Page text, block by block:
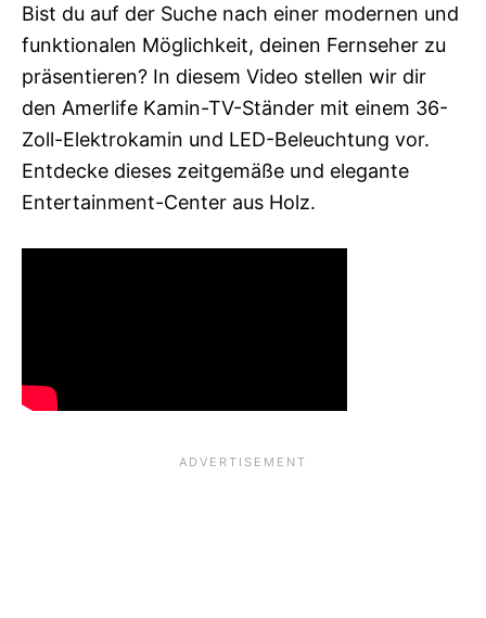
Bist du auf der Suche nach einer modernen und
funktionalen Möglichkeit, deinen Fernseher zu
präsentieren? In diesem Video stellen wir dir
den Amerlife Kamin-TV-Ständer mit einem 36-
Zoll-Elektrokamin und LED-Beleuchtung vor.
Entdecke dieses zeitgemäße und elegante
Entertainment-Center aus Holz.